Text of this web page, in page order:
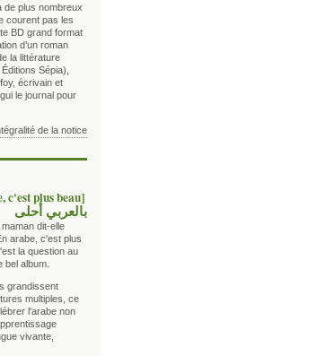
de plus nombreux
courent pas les
BD grand format
d’un roman
la littérature
Sépia),
écrivain et
le journal pour
de la notice
c'est plus beau]
بالعربي أحلى
dit-elle
arabe, c'est plus
la question au
album.
grandissent
multiples, ce
l'arabe non
vivante,